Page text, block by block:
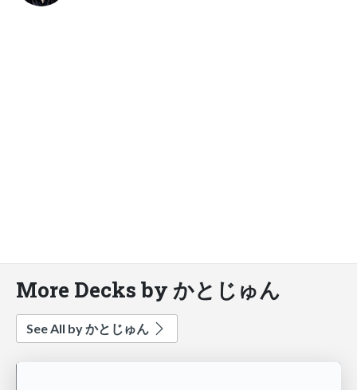
More Decks by かとじゅん
See All by かとじゅん